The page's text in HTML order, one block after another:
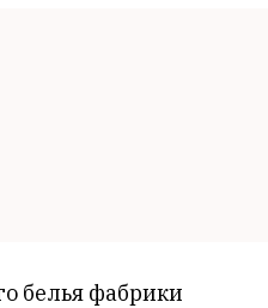
белья фабрики